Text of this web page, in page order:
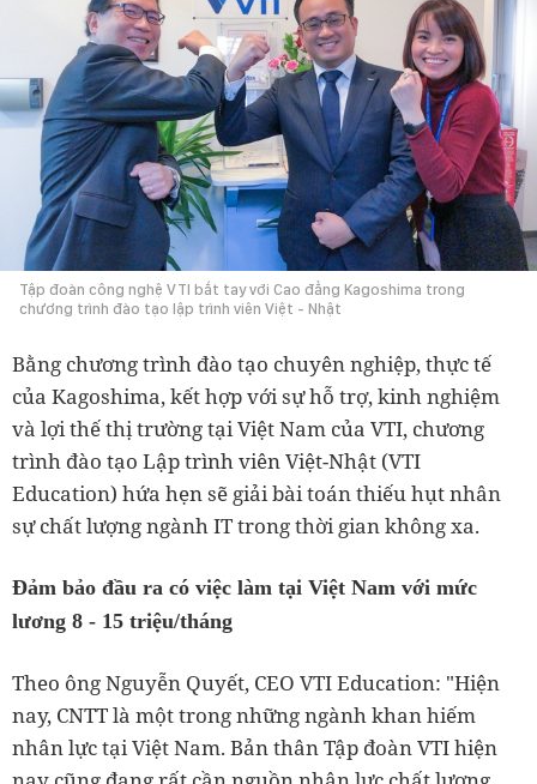
Tập đoàn công nghệ VTI bắt tay với Cao đẳng Kagoshima trong
chương trình đào tạo lập trình viên Việt - Nhật
Bằng chương trình đào tạo chuyên nghiệp, thực tế
của Kagoshima, kết hợp với sự hỗ trợ, kinh nghiệm
và lợi thế thị trường tại Việt Nam của VTI, chương
trình đào tạo Lập trình viên Việt-Nhật (VTI
Education) hứa hẹn sẽ giải bài toán thiếu hụt nhân
sự chất lượng ngành IT trong thời gian không xa.
Đảm bảo đầu ra có việc làm tại Việt Nam với mức
lương 8 - 15 triệu/tháng
Theo ông Nguyễn Quyết, CEO VTI Education: "Hiện
nay, CNTT là một trong những ngành khan hiếm
nhân lực tại Việt Nam. Bản thân Tập đoàn VTI hiện